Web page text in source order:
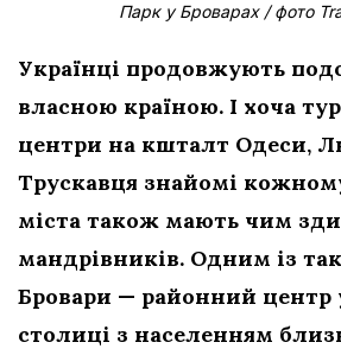
Парк у Броварах / фото
Українці продовжують
власною країною. І хоча
центри на кшталт Одеси,
Трускавця знайомі
міста також мають чим
мандрівників. Одним із
Бровари — районний центр
столиці з населенням